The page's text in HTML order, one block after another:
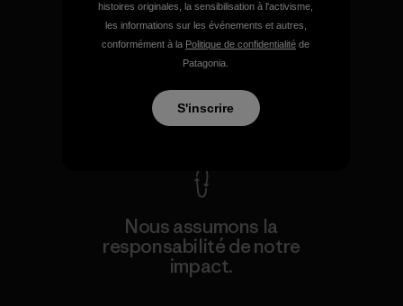
Nous garantissons tous les
produits que nous
fabriquons.
Voir la Garantie Ironclad
Nous assumons la
responsabilité de notre
impact.
histoires originales, la sensibilisation à l'activisme,
les informations sur les événements et autres,
conformément à la Politique de confidentialité de
Patagonia.
S'inscrire